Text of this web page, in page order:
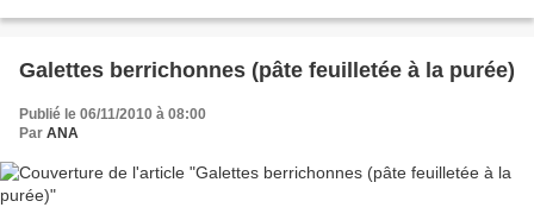
Galettes berrichonnes (pâte feuilletée à la purée)
Publié le 06/11/2010 à 08:00
Par ANA